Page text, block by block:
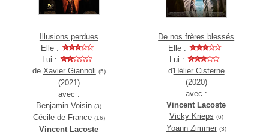
Illusions perdues
Elle :
Lui :
de Xavier Giannoli (5)
(2021)
avec :
Benjamin Voisin (3)
Cécile de France (16)
Vincent Lacoste
De nos frères blessés
Elle :
Lui :
d'Hélier Cisterne
(2020)
avec :
Vincent Lacoste
Vicky Krieps (6)
Yoann Zimmer (3)